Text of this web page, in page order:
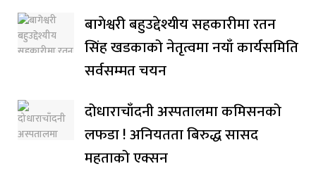
बागेश्वरी बहुउद्देश्यीय सहकारीमा रतन
सिंह खडकाको नेतृत्वमा नयाँ कार्यसमिति
सर्वसम्मत चयन
दोधाराचाँदनी अस्पतालमा कमिसनको
लफडा ! अनियतता बिरुद्ध सासद
महताको एक्सन